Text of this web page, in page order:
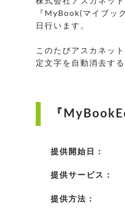
『MyBook(マイブッ
日行います。
このたびアスカネッ
定文字を自動消去す
『
提供開始日：
提供サービス：
提供方法：